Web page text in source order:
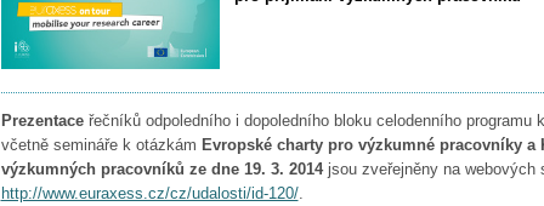
Prezentaceřečníků odpoledního i dopoledního bloku celodenního programu
včetně semináře k otázkám Evropské charty pro výzkumné pracovníky
výzkumných pracovníků ze dne 19. 3. 2014jsou zveřejněny na webových
http://www.euraxess.cz/cz/udalosti/id-120/.